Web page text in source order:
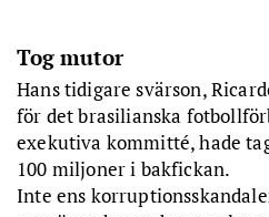
Tog mutor
Hans tidigare svärson,
för det brasilianska
exekutiva kommitté, hade
100 miljoner i bakfickan.
Inte ens